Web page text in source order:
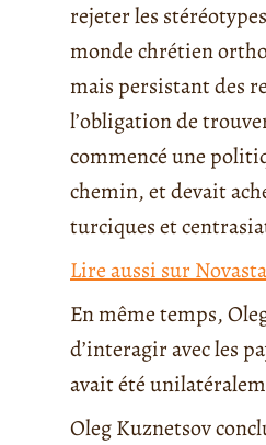
rejeter les
monde chrétien
mais persistant des
l’obligation de
commencé une
chemin, et devait
turciques et
Lire aussi sur
En même temps,
d’interagir avec les
avait été
Oleg Kuznetsov